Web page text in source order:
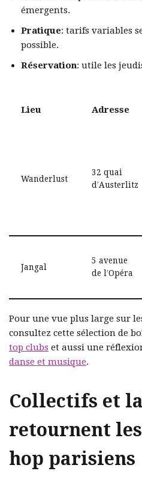
émergents.
Pratique: tarifs variables
possible.
Réservation: utile les
Lieu Adresse
Wanderlust
32 quai
d’Austerlitz
Jangal
5 avenue
de l’Opéra
Pour une vue plus large sur
consultez cette sélection de
top clubs et aussi une
danse et musique.
Collectifs et
retournent
hop parisiens